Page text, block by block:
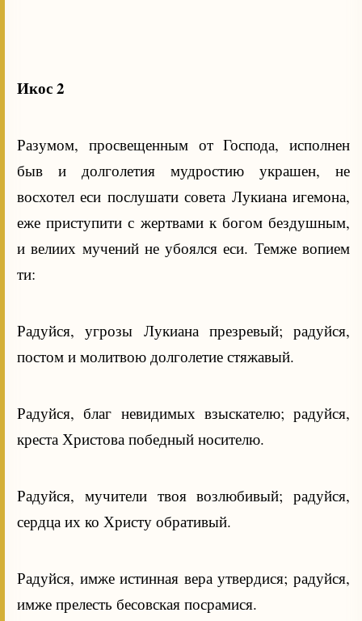
Икос 2
Разумом, просвещенным от Господа, исполнен
быв и долголетия мудростию украшен, не
восхотел еси послушати совета Лукиана игемона,
еже приступити с жертвами к богом бездушным,
и велиих мучений не убоялся еси. Темже вопием
ти:
Радуйся, угрозы Лукиана презревый; радуйся,
постом и молитвою долголетие стяжавый.
Радуйся, благ невидимых взыскателю; радуйся,
креста Христова победный носителю.
Радуйся, мучители твоя возлюбивый; радуйся,
сердца их ко Христу обративый.
Радуйся, имже истинная вера утвердися; радуйся,
имже прелесть бесовская посрамися.